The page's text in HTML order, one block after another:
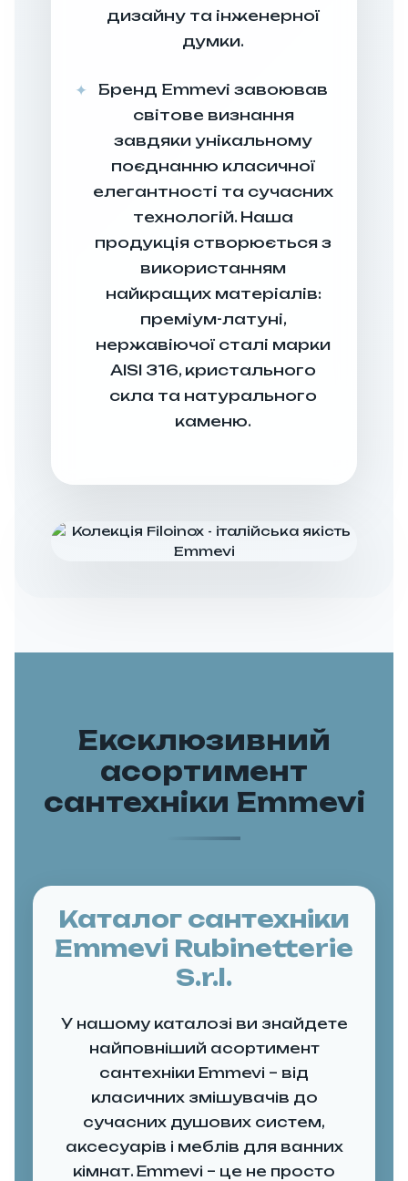
дизайну та інженерної
думки.
Бренд Emmevi завоював
світове визнання
завдяки унікальному
поєднанню класичної
елегантності та сучасних
технологій. Наша
продукція створюється з
використанням
найкращих матеріалів:
преміум-латуні,
нержавіючої сталі марки
AISI 316, кристального
скла та натурального
каменю.
Ексклюзивний
асортимент
сантехніки Emmevi
Каталог сантехніки
Emmevi Rubinetterie
S.r.l.
У нашому каталозі ви знайдете
найповніший асортимент
сантехніки Emmevi – від
класичних змішувачів до
сучасних душових систем,
аксесуарів і меблів для ванних
кімнат. Emmevi – це не просто